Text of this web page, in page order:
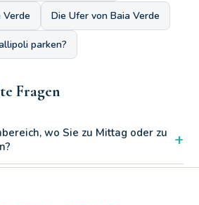
Verde Die Ufer von Baia Verde
parken?
Fragen
wo Sie zu Mittag oder zu +
Apartment „Green“ im Residenza